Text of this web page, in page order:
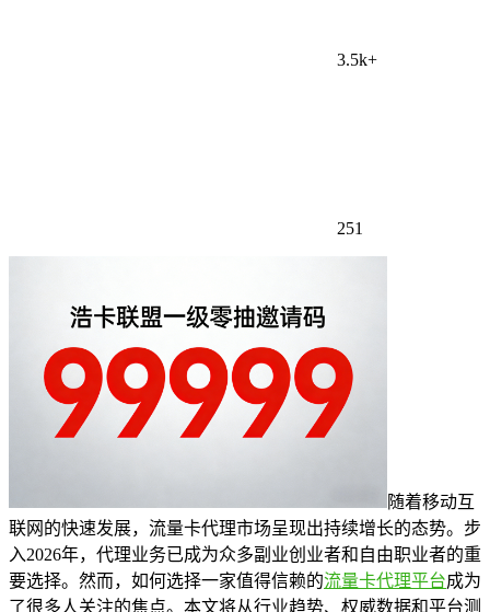
3.5k+
251
随着移动互
联网的快速发展，流量卡代理市场呈现出持续增长的态势。步
入2026年，代理业务已成为众多副业创业者和自由职业者的重
要选择。然而，如何选择一家值得信赖的流量卡代理平台成为
了很多人关注的焦点。本文将从行业趋势、权威数据和平台测